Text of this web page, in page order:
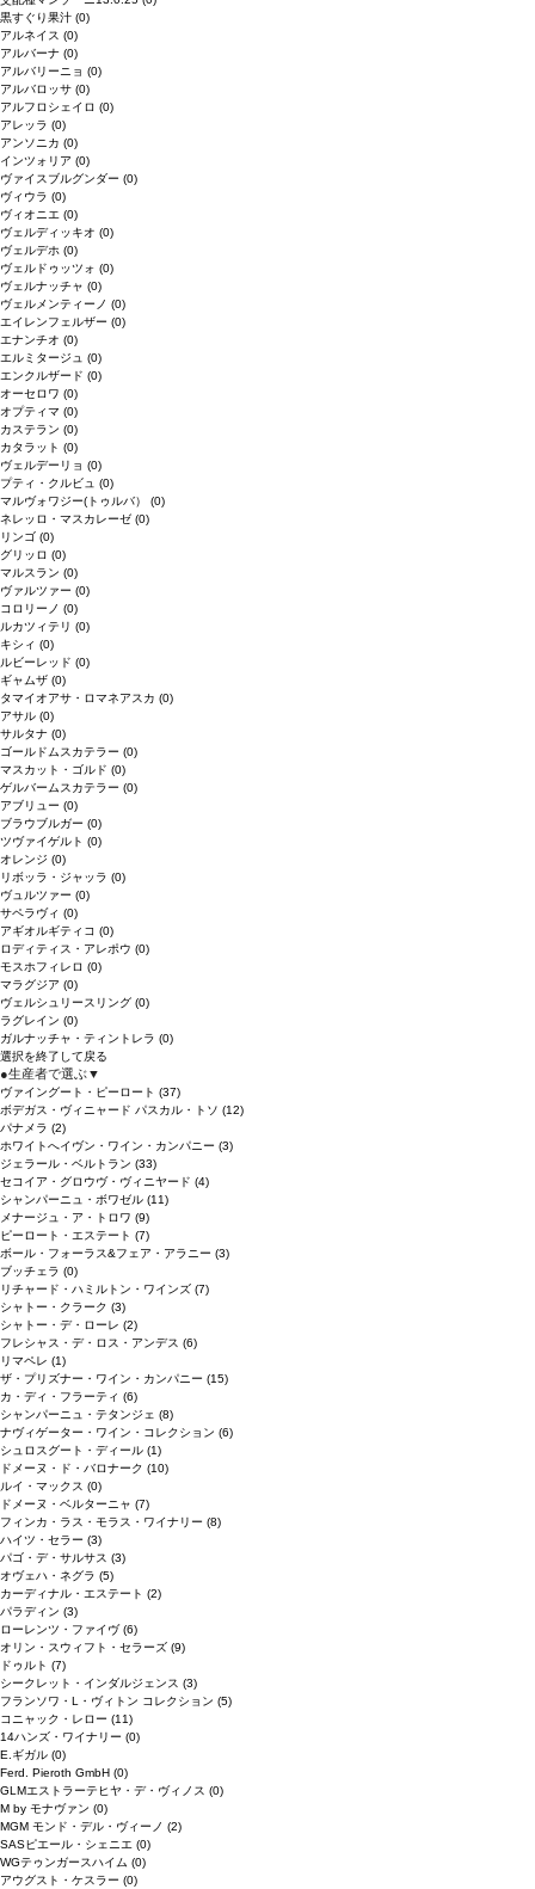
黒すぐり果汁 (0)
アルネイス (0)
アルバーナ (0)
アルバリーニョ (0)
アルバロッサ (0)
アルフロシェイロ (0)
アレッラ (0)
アンソニカ (0)
インツォリア (0)
ヴァイスブルグンダー (0)
ヴィウラ (0)
ヴィオニエ (0)
ヴェルディッキオ (0)
ヴェルデホ (0)
ヴェルドゥッツォ (0)
ヴェルナッチャ (0)
ヴェルメンティーノ (0)
エイレンフェルザー (0)
エナンチオ (0)
エルミタージュ (0)
エンクルザード (0)
オーセロワ (0)
オプティマ (0)
カステラン (0)
カタラット (0)
ヴェルデーリョ (0)
プティ・クルビュ (0)
マルヴォワジー(トゥルバ） (0)
ネレッロ・マスカレーゼ (0)
リンゴ (0)
グリッロ (0)
マルスラン (0)
ヴァルツァー (0)
コロリーノ (0)
ルカツィテリ (0)
キシィ (0)
ルビーレッド (0)
ギャムザ (0)
タマイオアサ・ロマネアスカ (0)
アサル (0)
サルタナ (0)
ゴールドムスカテラー (0)
マスカット・ゴルド (0)
ゲルバームスカテラー (0)
アブリュー (0)
ブラウブルガー (0)
ツヴァイゲルト (0)
オレンジ (0)
リボッラ・ジャッラ (0)
ヴュルツァー (0)
サペラヴィ (0)
アギオルギティコ (0)
ロディティス・アレポウ (0)
モスホフィレロ (0)
マラグジア (0)
ヴェルシュリースリング (0)
ラグレイン (0)
ガルナッチャ・ティントレラ (0)
選択を終了して戻る
●生産者で選ぶ▼
ヴァイングート・ピーロート (37)
ボデガス・ヴィニャード パスカル・トソ (12)
パナメラ (2)
ホワイトへイヴン・ワイン・カンパニー (3)
ジェラール・ベルトラン (33)
セコイア・グロウヴ・ヴィニヤード (4)
シャンパーニュ・ボワゼル (11)
メナージュ・ア・トロワ (9)
ピーロート・エステート (7)
ボール・フォーラス&フェア・アラニー (3)
ブッチェラ (0)
リチャード・ハミルトン・ワインズ (7)
シャトー・クラーク (3)
シャトー・デ・ローレ (2)
フレシャス・デ・ロス・アンデス (6)
リマペレ (1)
ザ・プリズナー・ワイン・カンパニー (15)
カ・ディ・フラーティ (6)
シャンパーニュ・テタンジェ (8)
ナヴィゲーター・ワイン・コレクション (6)
シュロスグート・ディール (1)
ドメーヌ・ド・バロナーク (10)
ルイ・マックス (0)
ドメーヌ・ベルターニャ (7)
フィンカ・ラス・モラス・ワイナリー (8)
ハイツ・セラー (3)
パゴ・デ・サルサス (3)
オヴェハ・ネグラ (5)
カーディナル・エステート (2)
パラディン (3)
ローレンツ・ファイヴ(6)
オリン・スウィフト・セラーズ (9)
ドゥルト (7)
シークレット・インダルジェンス (3)
フランソワ・L・ヴィトン コレクション (5)
コニャック・レロー (11)
14ハンズ・ワイナリー (0)
E.ギガル (0)
Ferd. Pieroth GmbH (0)
GLMエストラーテヒヤ・デ・ヴィノス (0)
M by モナヴァン (0)
MGM モンド・デル・ヴィーノ (2)
SASピエール・シェニエ (0)
WGテゥンガースハイム (0)
アウグスト・ケスラー (0)